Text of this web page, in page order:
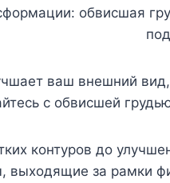
обвисшая
ваш внешний
с обвисшей
контуров до
выходящие за рамки